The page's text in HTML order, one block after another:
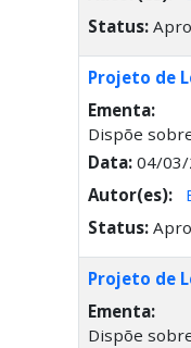
Status:
Projeto de
Ementa:
Dispõe
Data:04/03/
Autor(es):
Status:
Projeto de
Ementa:
Dispõe